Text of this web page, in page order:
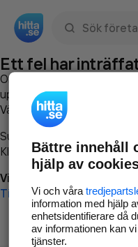
Ett fel har
Om du vill kan du
uppstod så att vi lättare
Vänligen försök med följande:
Surfa till
Klicka påTillbaka-knappen i
Vi beklagar besväret!
Till startsidan
Bättre innehåll
hjälp av
Vi och våra
information med hjälp
enhetsidentifierare då
av informationen kan
tjänster.